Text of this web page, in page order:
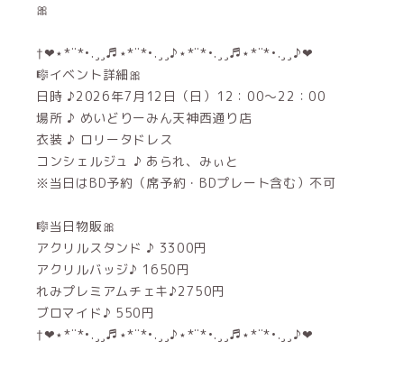
🎀
†❤⋆*¨*•.¸¸♬⋆*¨*•.¸¸♪⋆*¨*•.¸¸♬⋆*¨*•.¸¸♪❤
🎼イベント詳細🎀
日時 ♪2026年7月12日（日）12：00～22：00
場所 ♪ めいどりーみん天神西通り店
衣装 ♪ ロリータドレス
コンシェルジュ ♪ あられ、みぃと
※当日はBD予約（席予約・BDプレート含む）不可
🎼当日物販🎀
アクリルスタンド ♪ 3300円
アクリルバッジ♪ 1650円
れみプレミアムチェキ♪2750円
ブロマイド♪ 550円
†❤⋆*¨*•.¸¸♬⋆*¨*•.¸¸♪⋆*¨*•.¸¸♬⋆*¨*•.¸¸♪❤